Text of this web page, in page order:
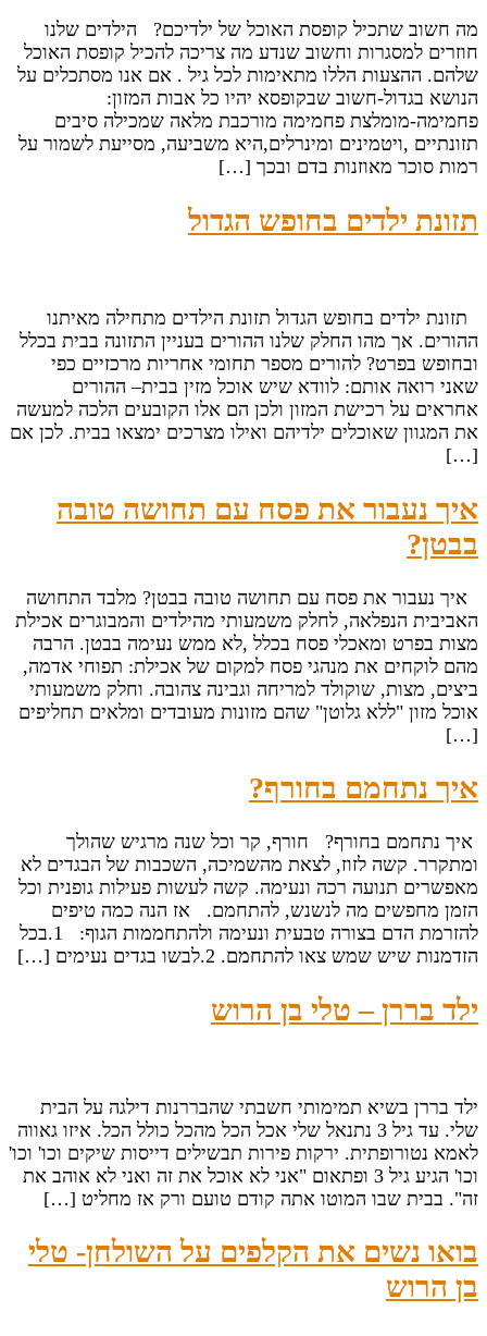
מה חשוב שתכיל קופסת האוכל של ילדיכם? הילדים שלנו
חוזרים למסגרות וחשוב שנדע מה צריכה להכיל קופסת האוכל
שלהם. ההצעות הללו מתאימות לכל גיל . אם אנו מסתכלים על
הנושא בגדול-חשוב שבקופסא יהיו כל אבות המזון:
פחמימה-מומלצת פחמימה מורכבת מלאה שמכילה סיבים
תזונתיים ,ויטמינים ומינרלים,היא משביעה, מסייעת לשמור על
רמות סוכר מאוזנות בדם ובכך […]
תזונת ילדים בחופש הגדול
תזונת ילדים בחופש הגדול תזונת הילדים מתחילה מאיתנו
ההורים. אך מהו החלק שלנו ההורים בעניין התזונה בבית בכלל
ובחופש בפרט? להורים מספר תחומי אחריות מרכזיים כפי
שאני רואה אותם: לוודא שיש אוכל מזין בבית– ההורים
אחראים על רכישת המזון ולכן הם אלו הקובעים הלכה למעשה
את המגוון שאוכלים ילדיהם ואילו מצרכים ימצאו בבית. לכן אם
[…]
איך נעבור את פסח עם תחושה טובה
בבטן?
איך נעבור את פסח עם תחושה טובה בבטן? מלבד התחושה
האביבית הנפלאה, לחלק משמעותי מהילדים והמבוגרים אכילת
מצות בפרט ומאכלי פסח בכלל ,לא ממש נעימה בבטן. הרבה
מהם לוקחים את מנהגי פסח למקום של אכילת: תפוחי אדמה,
ביצים, מצות, שוקולד למריחה וגבינה צהובה. וחלק משמעותי
אוכל מזון "ללא גלוטן" שהם מזונות מעובדים ומלאים תחליפים
[…]
איך נתחמם בחורף?
איך נתחמם בחורף? חורף, קר וכל שנה מרגיש שהולך
ומתקרר. קשה לזוז, לצאת מהשמיכה, השכבות של הבגדים לא
מאפשרים תנועה רכה ונעימה. קשה לעשות פעילות גופנית וכל
הזמן מחפשים מה לנשנש, להתחמם. אז הנה כמה טיפים
להזרמת הדם בצורה טבעית ונעימה ולהתחממות הגוף: 1.בכל
הזדמנות שיש שמש צאו להתחמם. 2.לבשו בגדים נעימים […]
ילד בררן – טלי בן הרוש
ילד בררן בשיא תמימותי חשבתי שהבררנות דילגה על הבית
שלי. עד גיל 3 נתנאל שלי אכל הכל מהכל כולל הכל. איזו גאווה
לאמא נטורופתית. ירקות פירות תבשילים דייסות שיקים וכו' וכו'
וכו' הגיע גיל 3 ופתאום "אני לא אוכל את זה ואני לא אוהב את
זה". בבית שבו המוטו אתה קודם טועם ורק אז מחליט […]
בואו נשים את הקלפים על השולחן- טלי
בן הרוש